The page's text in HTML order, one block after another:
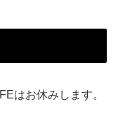
はお休みします。